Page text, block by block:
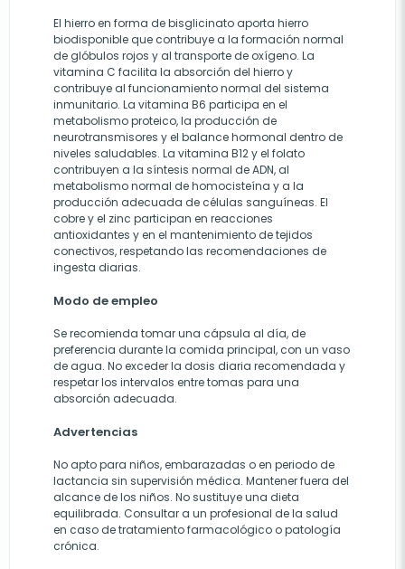
El hierro en forma de bisglicinato aporta hierro
biodisponible que contribuye a la formación normal
de glóbulos rojos y al transporte de oxígeno. La
vitamina C facilita la absorción del hierro y
contribuye al funcionamiento normal del sistema
inmunitario. La vitamina B6 participa en el
metabolismo proteico, la producción de
neurotransmisores y el balance hormonal dentro de
niveles saludables. La vitamina B12 y el folato
contribuyen a la síntesis normal de ADN, al
metabolismo normal de homocisteína y a la
producción adecuada de células sanguíneas. El
cobre y el zinc participan en reacciones
antioxidantes y en el mantenimiento de tejidos
conectivos, respetando las recomendaciones de
ingesta diarias.
Modo de empleo
Se recomienda tomar una cápsula al día, de
preferencia durante la comida principal, con un vaso
de agua. No exceder la dosis diaria recomendada y
respetar los intervalos entre tomas para una
absorción adecuada.
Advertencias
No apto para niños, embarazadas o en periodo de
lactancia sin supervisión médica. Mantener fuera del
alcance de los niños. No sustituye una dieta
equilibrada. Consultar a un profesional de la salud
en caso de tratamiento farmacológico o patología
crónica.